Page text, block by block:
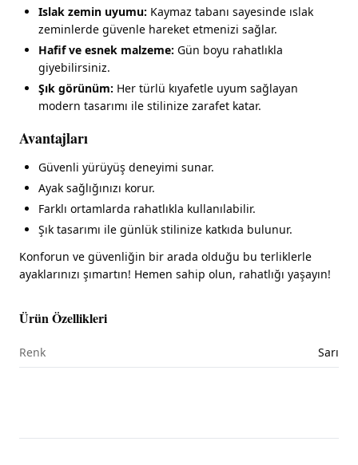
Islak zemin uyumu: Kaymaz tabanı sayesinde ıslak
zeminlerde güvenle hareket etmenizi sağlar.
Hafif ve esnek malzeme: Gün boyu rahatlıkla
giyebilirsiniz.
Şık görünüm: Her türlü kıyafetle uyum sağlayan
modern tasarımı ile stilinize zarafet katar.
Avantajları
Güvenli yürüyüş deneyimi sunar.
Ayak sağlığınızı korur.
Farklı ortamlarda rahatlıkla kullanılabilir.
Şık tasarımı ile günlük stilinize katkıda bulunur.
Konforun ve güvenliğin bir arada olduğu bu terliklerle
ayaklarınızı şımartın! Hemen sahip olun, rahatlığı yaşayın!
Ürün Özellikleri
Renk Sarı